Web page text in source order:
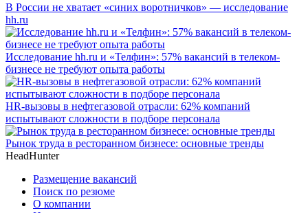
В России не хватает «синих воротничков» — исследование
hh.ru
Исследование hh.ru и «Телфин»: 57% вакансий в телеком-
бизнесе не требуют опыта работы
HR-вызовы в нефтегазовой отрасли: 62% компаний
испытывают сложности в подборе персонала
Рынок труда в ресторанном бизнесе: основные тренды
HeadHunter
Размещение вакансий
Поиск по резюме
О компании